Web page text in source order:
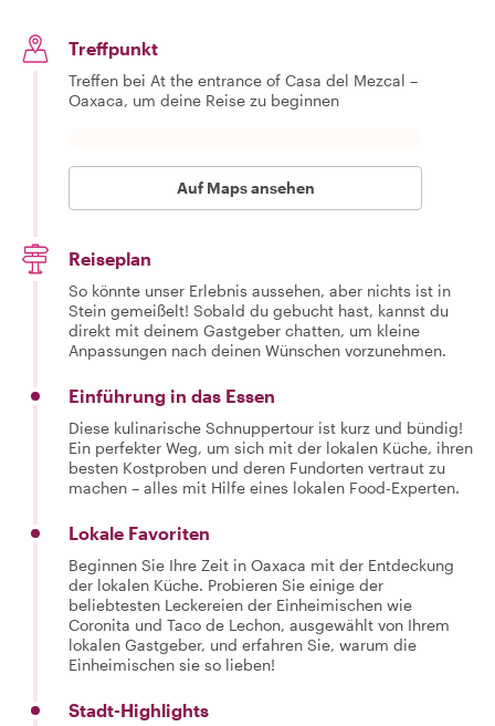
Treffpunkt
Treffen bei At the entrance of Casa del Mezcal –
Oaxaca, um deine Reise zu beginnen
Auf Maps ansehen
Reiseplan
So könnte unser Erlebnis aussehen, aber nichts ist in
Stein gemeißelt! Sobald du gebucht hast, kannst du
direkt mit deinem Gastgeber chatten, um kleine
Anpassungen nach deinen Wünschen vorzunehmen.
Einführung in das Essen
Diese kulinarische Schnuppertour ist kurz und bündig!
Ein perfekter Weg, um sich mit der lokalen Küche, ihren
besten Kostproben und deren Fundorten vertraut zu
machen – alles mit Hilfe eines lokalen Food-Experten.
Lokale Favoriten
Beginnen Sie Ihre Zeit in Oaxaca mit der Entdeckung
der lokalen Küche. Probieren Sie einige der
beliebtesten Leckereien der Einheimischen wie
Coronita und Taco de Lechon, ausgewählt von Ihrem
lokalen Gastgeber, und erfahren Sie, warum die
Einheimischen sie so lieben!
Stadt-Highlights